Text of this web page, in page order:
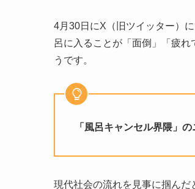
4月30日にX（旧ツイッター）に
呂に入ることが「面倒」「疲
うです。
「風呂キャンセル界隈」
現代社会の流れを見事に掴んだ